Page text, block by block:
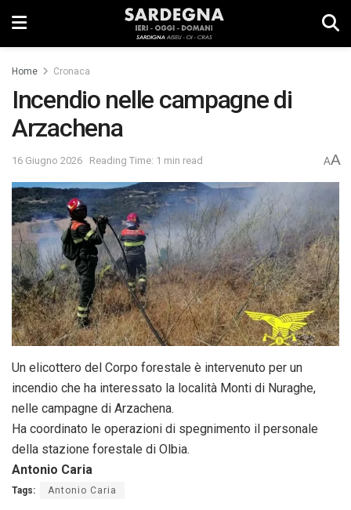
Home Cronaca
Incendio nelle campagne di
Arzachena
16 Giugno 2026 Reading Time: 1 min read AA
Un elicottero del Corpo forestale è intervenuto per un
incendio che ha interessato la località Monti di Nuraghe,
nelle campagne di Arzachena.
Ha coordinato le operazioni di spegnimento il personale
della stazione forestale di Olbia.
Antonio Caria
Tags: Antonio Caria